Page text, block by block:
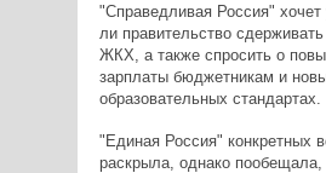
"Справедливая Россия" хочет
ли правительство
ЖКХ, а также спросить о
зарплаты бюджетникам и
образовательных стандартах.
"Единая Россия" конкретных
раскрыла, однако пообещала,